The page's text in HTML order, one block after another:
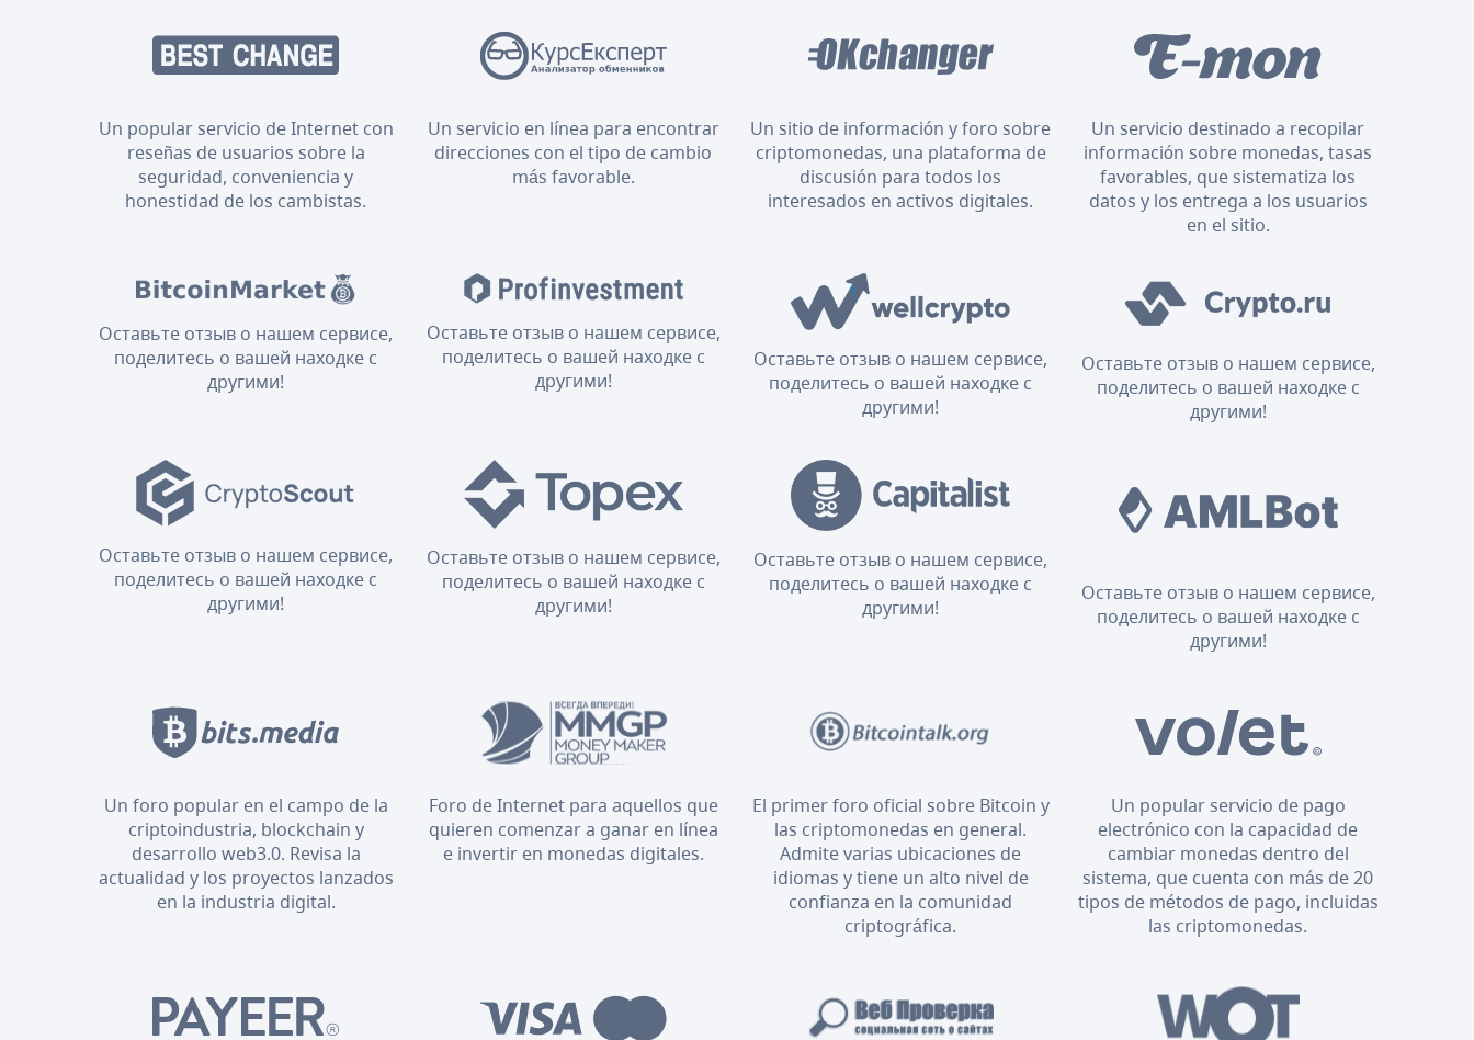
Un popular servicio de Internet con
reseñas de usuarios sobre la
seguridad, conveniencia y
honestidad de los cambistas.
Un servicio en línea para encontrar
direcciones con el tipo de cambio
más favorable.
Un sitio de información y foro sobre
criptomonedas, una plataforma de
discusión para todos los
interesados en activos digitales.
Un servicio destinado a recopilar
información sobre monedas, tasas
favorables, que sistematiza los
datos y los entrega a los usuarios
en el sitio.
Оставьте отзыв о нашем сервисе,
поделитесь о вашей находке с
другими!
Оставьте отзыв о нашем сервисе,
поделитесь о вашей находке с
другими!
Оставьте отзыв о нашем сервисе,
поделитесь о вашей находке с
другими!
Оставьте отзыв о нашем сервисе,
поделитесь о вашей находке с
другими!
Оставьте отзыв о нашем сервисе,
поделитесь о вашей находке с
другими!
Оставьте отзыв о нашем сервисе,
поделитесь о вашей находке с
другими!
Оставьте отзыв о нашем сервисе,
поделитесь о вашей находке с
другими!
Оставьте отзыв о нашем сервисе,
поделитесь о вашей находке с
другими!
Un foro popular en el campo de la
criptoindustria, blockchain y
desarrollo web3.0. Revisa la
actualidad y los proyectos lanzados
en la industria digital.
Foro de Internet para aquellos que
quieren comenzar a ganar en línea
e invertir en monedas digitales.
El primer foro oficial sobre Bitcoin y
las criptomonedas en general.
Admite varias ubicaciones de
idiomas y tiene un alto nivel de
confianza en la comunidad
criptográfica.
Un popular servicio de pago
electrónico con la capacidad de
cambiar monedas dentro del
sistema, que cuenta con más de 20
tipos de métodos de pago, incluidas
las criptomonedas.